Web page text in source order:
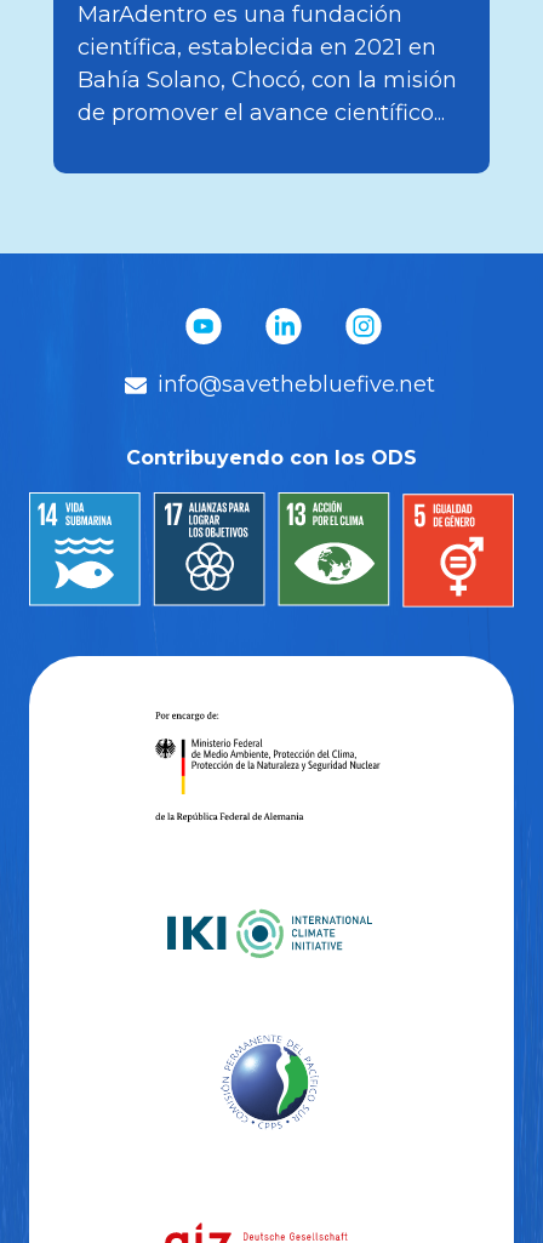
MarAdentro es una fundación
científica, establecida en 2021 en
Bahía Solano, Chocó, con la misión
de promover el avance científico...
info@savethebluefive.net
Contribuyendo con los ODS